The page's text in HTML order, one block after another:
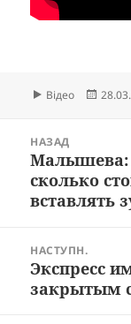
Формат
Відео
записівНАЗАД
Попередній
запис:
Малышева:
сколько
вставлять
НАСТУПН.
Наступний
запис:
Экспресс
закрытым